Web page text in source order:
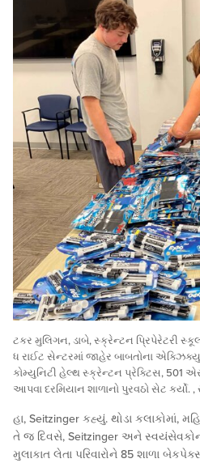
ટકર મુલિગન, ડાબે, સ્ક્રેન્ટન પ્રિપેરેટરી
ધ રાઈટ સેન્ટરમાં જાહેર બાબતોના
કોમ્યુનિટી હેલ્થ સ્ક્રેન્ટન પ્રેક્ટિસ, 501
આપવા દરમિયાન શાળાનો પુરવઠો સેટ કર્યો.
હા, Seitzinger કહ્યું. થોડા
તે જ દિવસે, Seitzinger અને
મુલાકાત લેતા પરિવારોને 85 શાળા